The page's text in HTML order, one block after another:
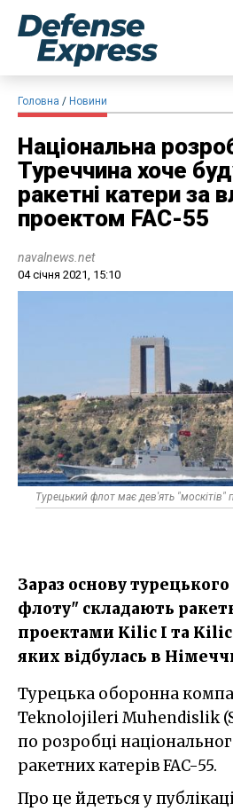
Головна Новини
Національна
Туреччина хоче
ракетні катери за
проектом FAC-55
navalnews.net
04 січня 2021, 15:10
Турецький флот має дев'ять "москітів"
Зараз основу
флоту" складають
проектами Kilic I та Kilic
яких відбулась в
Турецька оборонна
Teknolojileri Muhendislik
по розробці
ракетних катерів FAC-55.
Про це йдеться у